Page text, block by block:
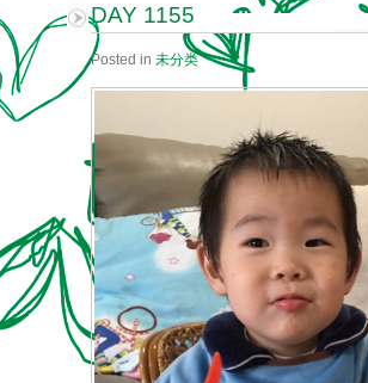
DAY 1155
Posted in 未分类